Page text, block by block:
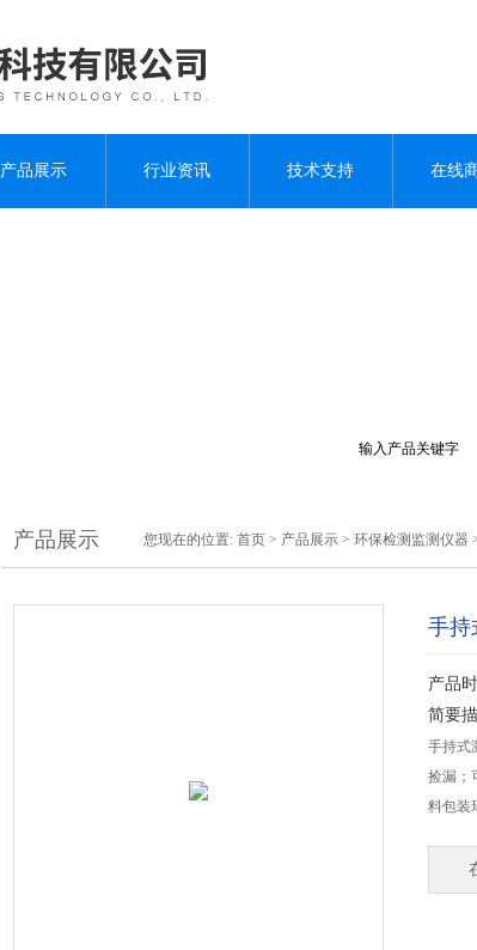
产品展示 行业资讯 技术支持 在线
产品展示 您现在的位置: 首页 > 产品展示 > 环保检测监测仪器
手持
产品
简要
手持式
捡漏；
料包装